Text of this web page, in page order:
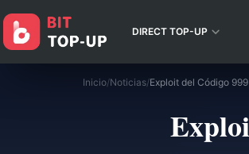
DIRECT TOP-UP
Inicio/Noticias/